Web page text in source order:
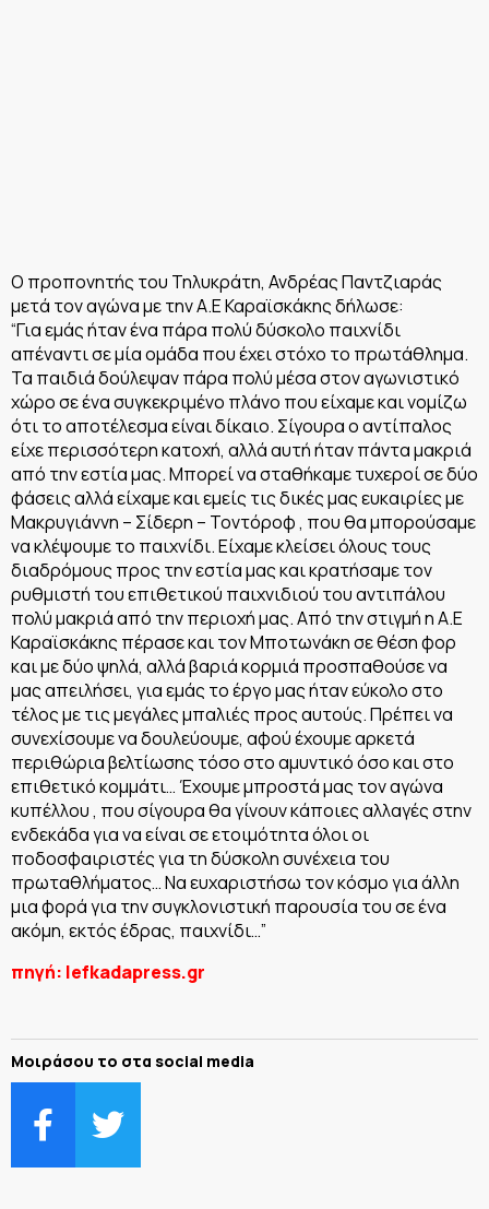
Ο προπονητής του Τηλυκράτη, Ανδρέας Παντζιαράς
μετά τον αγώνα με την Α.Ε Καραϊσκάκης δήλωσε:
“Για εμάς ήταν ένα πάρα πολύ δύσκολο παιχνίδι
απέναντι σε μία ομάδα που έχει στόχο το πρωτάθλημα.
Τα παιδιά δούλεψαν πάρα πολύ μέσα στον αγωνιστικό
χώρο σε ένα συγκεκριμένο πλάνο που είχαμε και νομίζω
ότι το αποτέλεσμα είναι δίκαιο. Σίγουρα ο αντίπαλος
είχε περισσότερη κατοχή, αλλά αυτή ήταν πάντα μακριά
από την εστία μας. Μπορεί να σταθήκαμε τυχεροί σε δύο
φάσεις αλλά είχαμε και εμείς τις δικές μας ευκαιρίες με
Μακρυγιάννη – Σίδερη – Τοντόροφ , που θα μπορούσαμε
να κλέψουμε το παιχνίδι. Είχαμε κλείσει όλους τους
διαδρόμους προς την εστία μας και κρατήσαμε τον
ρυθμιστή του επιθετικού παιχνιδιού του αντιπάλου
πολύ μακριά από την περιοχή μας. Από την στιγμή η Α.Ε
Καραϊσκάκης πέρασε και τον Μποτωνάκη σε θέση φορ
και με δύο ψηλά, αλλά βαριά κορμιά προσπαθούσε να
μας απειλήσει, για εμάς το έργο μας ήταν εύκολο στο
τέλος με τις μεγάλες μπαλιές προς αυτούς. Πρέπει να
συνεχίσουμε να δουλεύουμε, αφού έχουμε αρκετά
περιθώρια βελτίωσης τόσο στο αμυντικό όσο και στο
επιθετικό κομμάτι… Έχουμε μπροστά μας τον αγώνα
κυπέλλου , που σίγουρα θα γίνουν κάποιες αλλαγές στην
ενδεκάδα για να είναι σε ετοιμότητα όλοι οι
ποδοσφαιριστές για τη δύσκολη συνέχεια του
πρωταθλήματος… Να ευχαριστήσω τον κόσμο για άλλη
μια φορά για την συγκλονιστική παρουσία του σε ένα
ακόμη, εκτός έδρας, παιχνίδι…”
πηγή: lefkadapress.gr
Μοιράσου το στα social media